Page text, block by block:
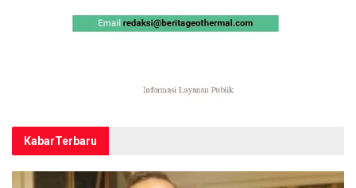
KabarTerbaru